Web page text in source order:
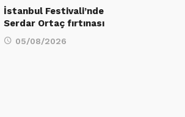
İstanbul Festivali’nde
Serdar Ortaç fırtınası
05/08/2026